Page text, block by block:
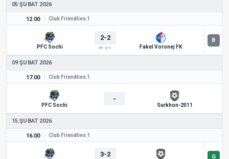
05 ŞUBAT 2026
12.00 Club Friendlies 1
PFC Sochi
2-2
İY: 2-1 Fakel Voronej FK
09 ŞUBAT 2026
17.00 Club Friendlies 1
PFC Sochi
-
Surkhon-2011
15 ŞUBAT 2026
16.00 Club Friendlies 1
3-2